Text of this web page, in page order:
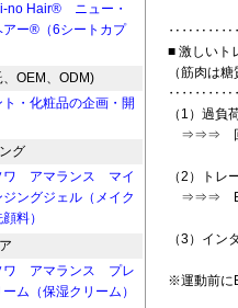
■ 激しいト
（筋肉は
（1）過
⇒⇒⇒ 回復
（2）トレ
⇒⇒⇒
（3）イン
※運動前に
no Hair® ニュー・
アー®（6シートカプ
OEM、ODM)
・化粧品の企画・開
グ
ワ アマランス マイ
ングジェル（メイク
料）
ワ アマランス プレ
ム（保湿クリーム）